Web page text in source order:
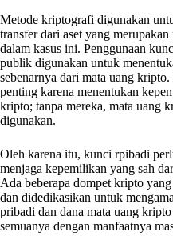
Metode kriptografi digunakan
transfer dari aset yang
dalam kasus ini. Penggunaan
publik digunakan untuk
sebenarnya dari mata uang
penting karena menentukan
kripto; tanpa mereka, mata uang
digunakan.
Oleh karena itu, kunci rpibadi
menjaga kepemilikan yang sah
Ada beberapa dompet kripto
dan didedikasikan untuk
pribadi dan dana mata uang
semuanya dengan manfaatnya